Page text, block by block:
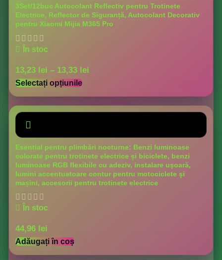
3Set/12buc Autocolant Reflectiv pentru Trotinete
Electrice, Reflector de Siguranță, Autocolant Decorativ
pentru Xiaomi Mijia M365 Pro
În stoc
13,23 lei – 13,33 lei
Selectați opțiunile
Esential pentru plimbări nocturne: Benzi luminoase
colorate pentru trotinete electrice și biciclete, benzi
luminoase RGB flexibile cu adeziv, instalare ușoară,
lumini accentuatoare contur pentru motociclete și
mașini, accesorii pentru trotinete electrice
În stoc
44,96 lei
Adăugați în coș